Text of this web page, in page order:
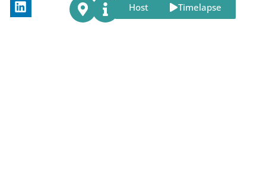
Host Timelapse